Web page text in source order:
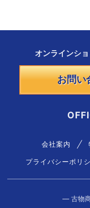
オンラインシ
お問い
会社案内
プライバシーポリ
― 古物